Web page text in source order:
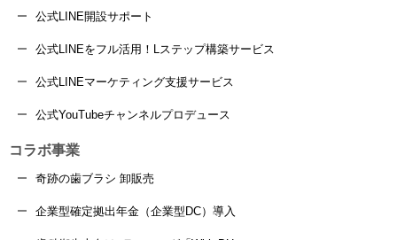
公式LINE開設サポート
公式LINEをフル活用！Lステップ構築サービス
公式LINEマーケティング支援サービス
公式YouTubeチャンネルプロデュース
コラボ事業
奇跡の歯ブラシ 卸販売
企業型確定拠出年金（企業型DC）導入